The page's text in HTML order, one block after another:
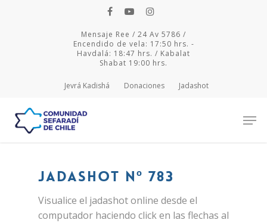
Mensaje Ree / 24 Av 5786 /
Encendido de vela: 17:50 hrs. -
Havdalá: 18:47 hrs. / Kabalat
Shabat 19:00 hrs.
Jevrá Kadishá Donaciones Jadashot
Hit enter to search or ESC to close
Jadashot Nº 783
Visualice el jadashot online desde el
computador haciendo click en las flechas al